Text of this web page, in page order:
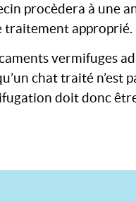
procèdera à une
traitement approprié.
vermifuges
chat traité n’est
doit donc